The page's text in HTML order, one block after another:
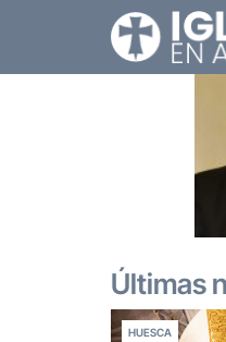
Últimas
HUESCA